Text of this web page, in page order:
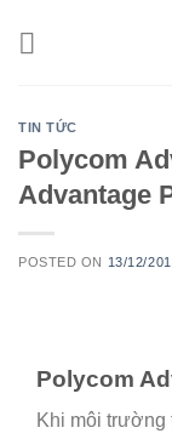
TIN TỨC
Polycom
Advantage
POSTED ON 13/12/
Polycom
Khi môi trường